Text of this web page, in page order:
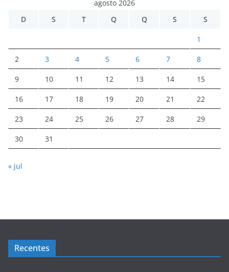
agosto 2026
D
S T Q Q S S
1
2 3 4 5 6 7 8
9 10 11 12 13 14 15
16 17 18 19 20 21 22
23 24 25 26 27 28 29
30 31
« jul
Recentes